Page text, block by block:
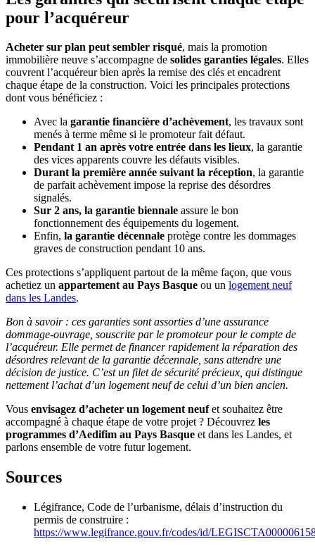
pour l’acquéreur
Acheter sur plan peut sembler risqué, mais la promotion
immobilière neuve s’accompagne de solides garanties légales. Elles
couvrent l’acquéreur bien après la remise des clés et encadrent
chaque étape de la construction. Voici les principales protections
dont vous bénéficiez :
Avec la garantie financière d’achèvement, les travaux sont
menés à terme même si le promoteur fait défaut.
Pendant 1 an après votre entrée dans les lieux, la garantie
des vices apparents couvre les défauts visibles.
Durant la première année suivant la réception, la garantie
de parfait achèvement impose la reprise des désordres
signalés.
Sur 2 ans, la garantie biennale assure le bon
fonctionnement des équipements du logement.
Enfin, la garantie décennale protège contre les dommages
graves de construction pendant 10 ans.
Ces protections s’appliquent partout de la même façon, que vous
achetiez un appartement au Pays Basque ou un logement neuf
dans les Landes.
Bon à savoir : ces garanties sont assorties d’une assurance
dommage-ouvrage, souscrite par le promoteur pour le compte de
l’acquéreur. Elle permet de financer rapidement la réparation des
désordres relevant de la garantie décennale, sans attendre une
décision de justice. C’est un filet de sécurité précieux, qui distingue
nettement l’achat d’un logement neuf de celui d’un bien ancien.
Vous envisagez d’acheter un logement neufet souhaitez être
accompagné à chaque étape de votre projet ? Découvrez les
programmes d’Aedifim au Pays Basque et dans les Landes, et
parlons ensemble de votre futur logement.
Sources
Légifrance, Code de l’urbanisme, délais d’instruction du
permis de construire :
https://www.legifrance.gouv.fr/codes/id/